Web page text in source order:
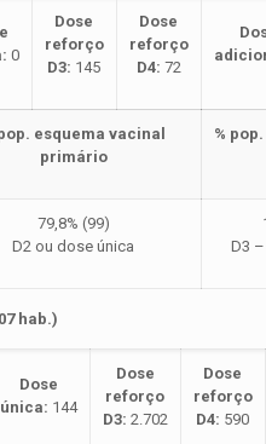
0
Dose
reforço
D3: 145
Dose
reforço
D4: 72
esquema vacinal
primário
%
79,8% (99)
D2 ou dose única
D3
hab.)
Dose
única: 144
Dose
reforço
D3: 2.702
Dose
reforço
D4: 590